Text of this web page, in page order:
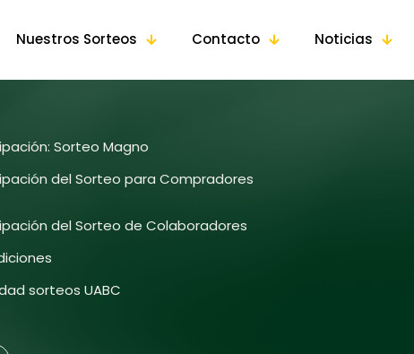
Nuestros Sorteos Contacto Noticias
Sorteo Magno
del Sorteo para Compradores
del Sorteo de Colaboradores
sorteos UABC